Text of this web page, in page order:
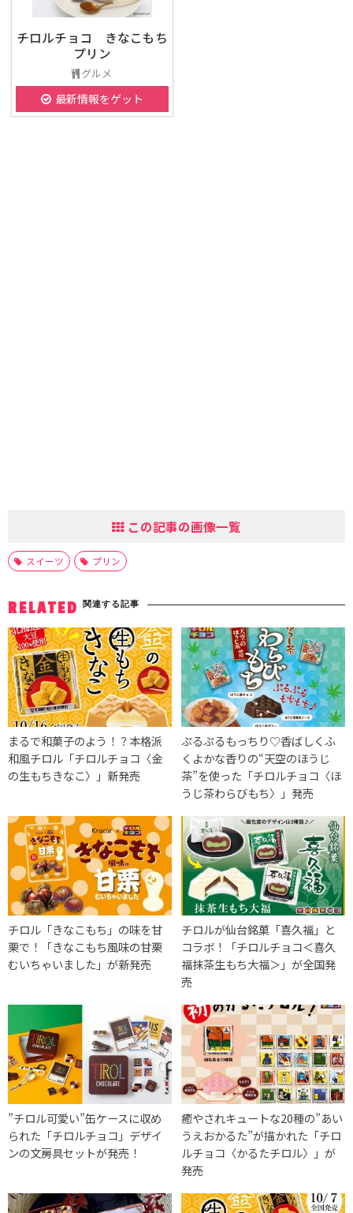
チロルチョコ きなこもち
プリン
グルメ
最新情報をゲット
この記事の画像一覧
スイーツ プリン
RELATED 関連する記事
まるで和菓子のよう！？本格派
和風チロル「チロルチョコ〈金
の生もちきなこ〉」新発売
ぷるぷるもっちり♡香ばしくふ
くよかな香りの“天空のほうじ
茶”を使った「チロルチョコ〈ほ
うじ茶わらびもち〉」発売
チロル「きなこもち」の味を甘
栗で！「きなこもち風味の甘栗
むいちゃいました」が新発売
チロルが仙台銘菓「喜久福」と
コラボ！「チロルチョコ＜喜久
福抹茶生もち大福＞」が全国発
売
”チロル可愛い”缶ケースに収め
られた「チロルチョコ」デザイ
ンの文房具セットが発売！
癒やされキュートな20種の”あい
うえおかるた”が描かれた「チロ
ルチョコ〈かるたチロル〉」が
発売